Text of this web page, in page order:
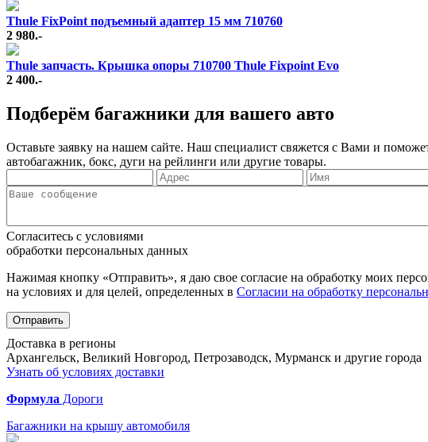
Thule FixPoint подъемный адаптер 15 мм 710760
2 980.-
Thule запчасть. Крышка опоры 710700 Thule Fixpoint Evo
2 400.-
Подберём багажники для вашего авто
Оставьте заявку на нашем сайте. Наш специалист свяжется с Вами и
автобагажник, бокс, дуги на рейлинги или другие товары.
Согласитесь с условиями
обработки персональных данных
Нажимая кнопку «Отправить», я даю свое согласие на обработку моих
на условиях и для целей, определенных в Согласии на обработку
Отправить
Доставка в регионы
Архангельск, Великий Новгород, Петрозаводск, Мурманск и другие города
Узнать об условиях доставки
Формула Дороги
Багажники на крышу автомобиля